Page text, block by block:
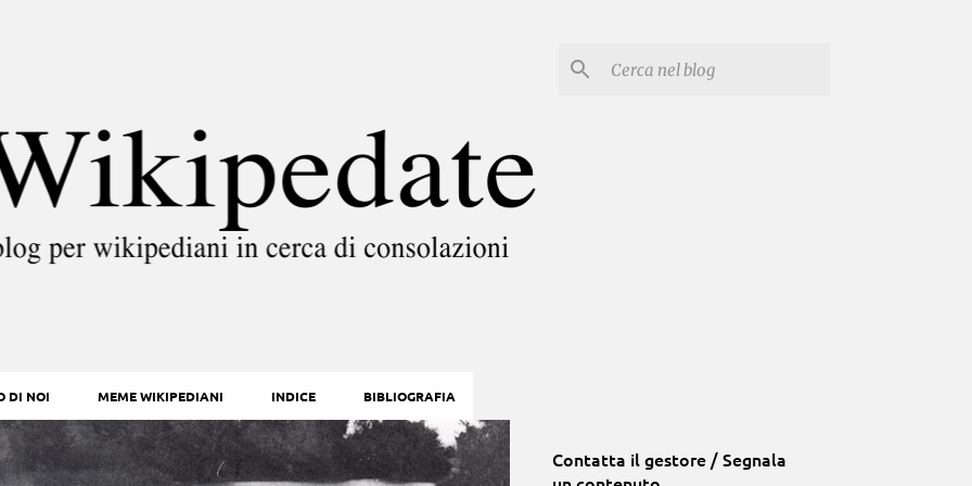
DI NOI MEME WIKIPEDIANI INDICE BIBLIOGRAFIA
Contatta il gestore / Segnala